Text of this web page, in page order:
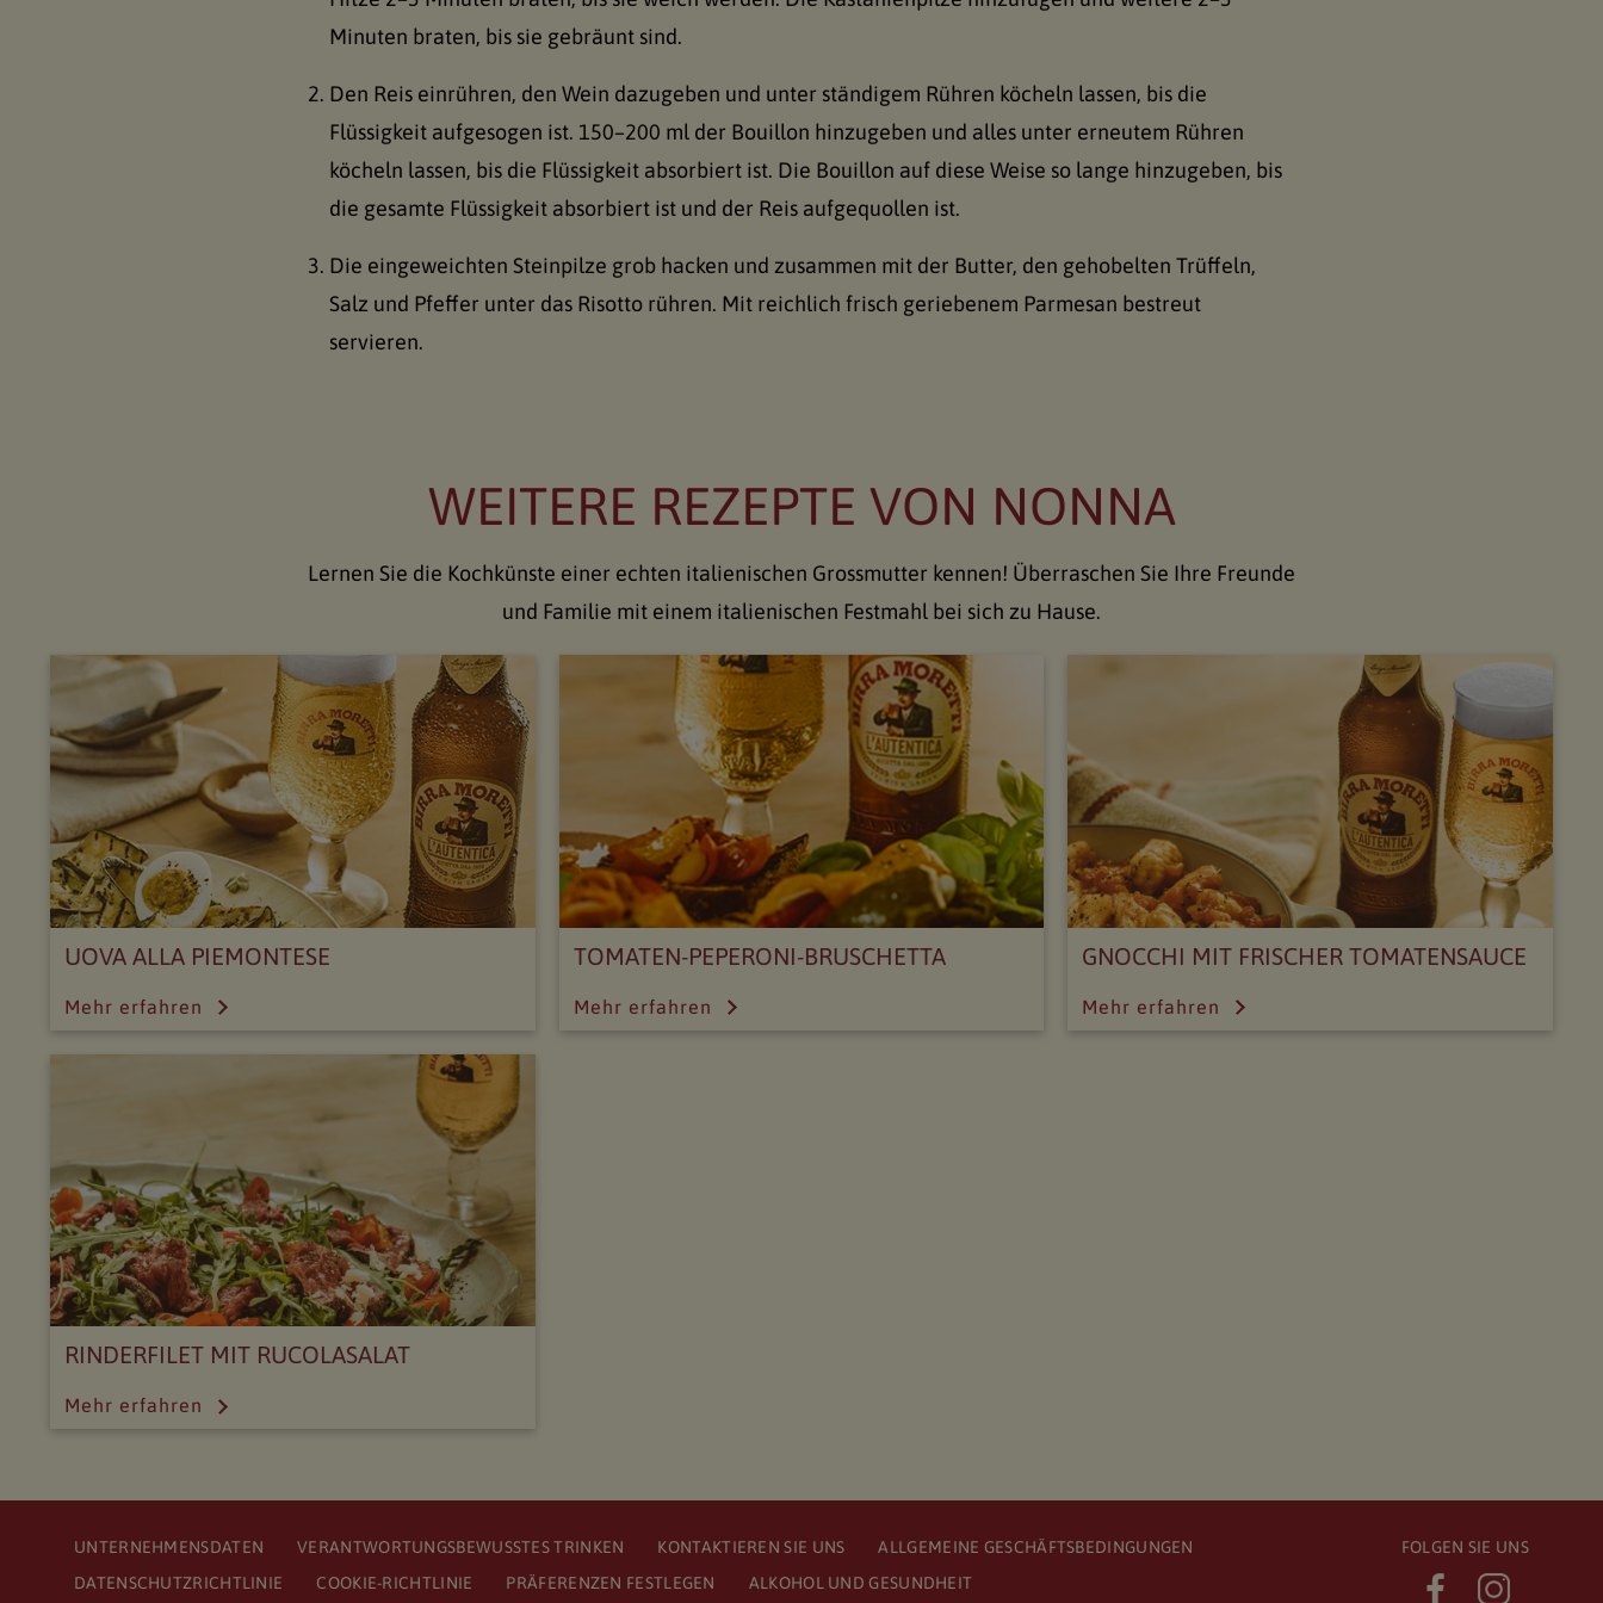
Minuten braten, bis sie gebräunt sind.
Den Reis einrühren, den Wein dazugeben und unter ständigem Rühren köcheln lassen, bis die
Flüssigkeit aufgesogen ist. 150–200 ml der Bouillon hinzugeben und alles unter erneutem Rühren
köcheln lassen, bis die Flüssigkeit absorbiert ist. Die Bouillon auf diese Weise so lange hinzugeben, bis
die gesamte Flüssigkeit absorbiert ist und der Reis aufgequollen ist.
Die eingeweichten Steinpilze grob hacken und zusammen mit der Butter, den gehobelten Trüffeln,
Salz und Pfeffer unter das Risotto rühren. Mit reichlich frisch geriebenem Parmesan bestreut
servieren.
WEITERE REZEPTE VON NONNA
Lernen Sie die Kochkünste einer echten italienischen Grossmutter kennen! Überraschen Sie Ihre Freunde
und Familie mit einem italienischen Festmahl bei sich zu Hause.
UOVA ALLA PIEMONTESE
Mehr erfahren
TOMATEN-PEPERONI-BRUSCHETTA
Mehr erfahren
GNOCCHI MIT FRISCHER TOMATENSAUCE
Mehr erfahren
RINDERFILET MIT RUCOLASALAT
Mehr erfahren
FOLGEN SIE UNS
UNTERNEHMENSDATEN VERANTWORTUNGSBEWUSSTES TRINKEN KONTAKTIEREN SIE UNS
ALLGEMEINE GESCHÄFTSBEDINGUNGEN
DATENSCHUTZRICHTLINIE
COOKIE-RICHTLINIE PRÄFERENZEN FESTLEGEN ALKOHOL UND GESUNDHEIT